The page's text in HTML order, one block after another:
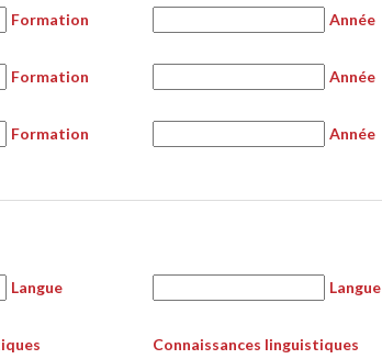
Formation Année
Formation Année
Formation Année
Langue Langue
Connaissances linguistiques